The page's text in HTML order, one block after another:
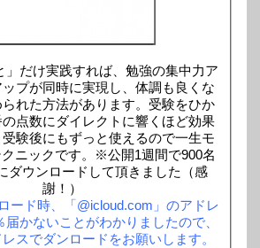
」だけ実践すれば、勉強の集中力ア
プが同時に実現し、体調も良くな
れた方法があります。受験をひか
点数にダイレクトに響くほど効果
験後にもずっと使えるので一生モ
クニックです。※公開1週間で900名
ダウンロードして頂きました（感
謝！）
ード時、「@icloud.com」のアドレ
届かないことがわかりましたので、
スでダンロードをお願いします。